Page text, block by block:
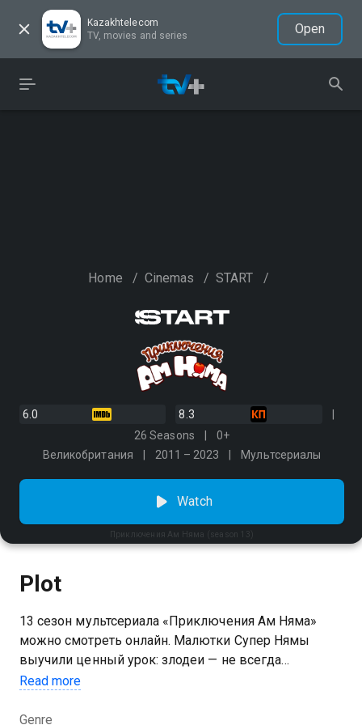
Kazakhtelecom
TV, movies and series
Open
Home / Cinemas / START /
6.0
8.3
26 Seasons
0+
Великобритания
2011 – 2023 Мультсериалы
Приключения Ам Няма (season 13)
Watch
Plot
13 сезон мультсериала «Приключения Ам Няма»
можно смотреть онлайн. Малютки Супер Нямы
выучили ценный урок: злодеи — не всегда
гениальные преступники с изобретательными
Порой ими становятся животные и птицы, которые
Read more
Genre